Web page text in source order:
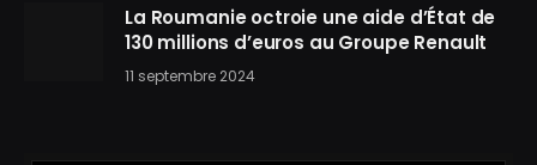
La Roumanie octroie une aide d’État de
130 millions d’euros au Groupe Renault
11 septembre 2024